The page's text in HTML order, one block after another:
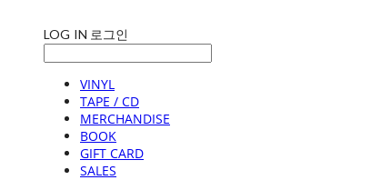
LOG IN 로그인
VINYL
TAPE / CD
MERCHANDISE
BOOK
GIFT CARD
SALES